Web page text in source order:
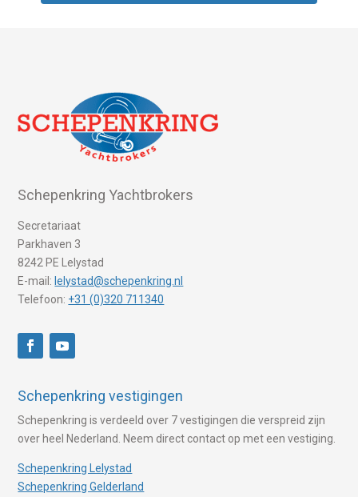
Schepenkring Yachtbrokers
Secretariaat
Parkhaven 3
8242 PE Lelystad
E-mail: lelystad@schepenkring.nl
Telefoon: +31 (0)320 711340
Schepenkring vestigingen
Schepenkring is verdeeld over 7 vestigingen die verspreid zijn
over heel Nederland. Neem direct contact op met een vestiging.
Schepenkring Lelystad
Schepenkring Gelderland